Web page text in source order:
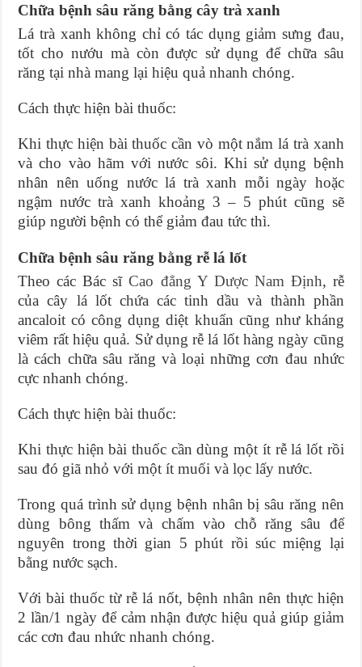
Chữa bệnh sâu răng bằng cây trà xanh
Lá trà xanh không chỉ có tác dụng giảm sưng đau,
tốt cho nướu mà còn được sử dụng để chữa sâu
răng tại nhà mang lại hiệu quả nhanh chóng.
Cách thực hiện bài thuốc:
Khi thực hiện bài thuốc cần vò một nắm lá trà xanh
và cho vào hãm với nước sôi. Khi sử dụng bệnh
nhân nên uống nước lá trà xanh mỗi ngày hoặc
ngậm nước trà xanh khoảng 3 – 5 phút cũng sẽ
giúp người bệnh có thể giảm đau tức thì.
Chữa bệnh sâu răng bằng rễ lá lốt
Theo các Bác sĩCao đẳng Y Dược Nam Định, rễ
của cây lá lốt chứa các tinh dầu và thành phần
ancaloit có công dụng diệt khuẩn cũng như kháng
viêm rất hiệu quả. Sử dụng rễ lá lốt hàng ngày cũng
là cách chữa sâu răng và loại những cơn đau nhức
cực nhanh chóng.
Cách thực hiện bài thuốc:
Khi thực hiện bài thuốc cần dùng một ít rễ lá lốt rồi
sau đó giã nhỏ với một ít muối và lọc lấy nước.
Trong quá trình sử dụng bệnh nhân bị sâu răng nên
dùng bông thấm và chấm vào chỗ răng sâu để
nguyên trong thời gian 5 phút rồi súc miệng lại
bằng nước sạch.
Với bài thuốc từ rễ lá nốt, bệnh nhân nên thực hiện
2 lần/1 ngày để cảm nhận được hiệu quả giúp giảm
các cơn đau nhức nhanh chóng.